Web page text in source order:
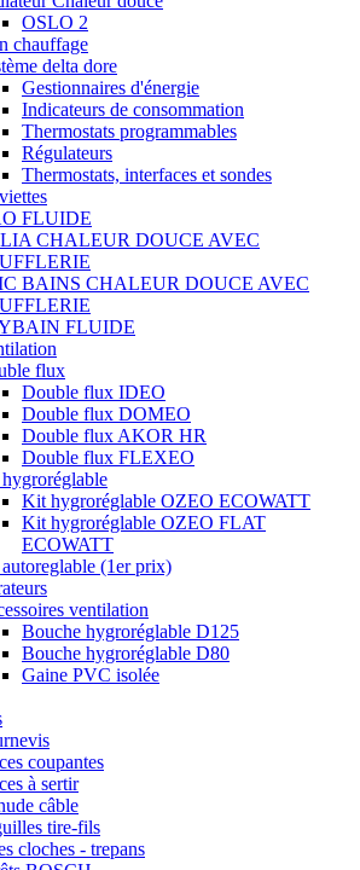
OSLO 2
chauffage
delta dore
Gestionnaires d'énergie
Indicateurs de consommation
Thermostats programmables
Régulateurs
Thermostats, interfaces et sondes
FLUIDE
CHALEUR DOUCE AVEC
BAINS CHALEUR DOUCE AVEC
FLUIDE
flux
Double flux IDEO
Double flux DOMEO
Double flux AKOR HR
Double flux FLEXEO
Kit hygroréglable OZEO ECOWATT
Kit hygroréglable OZEO FLAT
ECOWATT
(1er prix)
ventilation
Bouche hygroréglable D125
Bouche hygroréglable D80
Gaine PVC isolée
coupantes
à sertir
câble
tire-fils
cloches - trepans